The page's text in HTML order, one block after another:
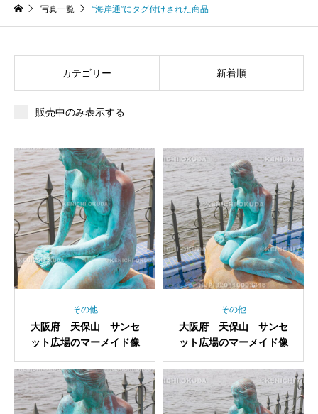
写真一覧 “海岸通”にタグ付けされた商品
カテゴリー 新着順
販売中のみ表示する
その他
大阪府 天保山 サンセ
ット広場のマーメイド像
その他
大阪府 天保山 サンセ
ット広場のマーメイド像